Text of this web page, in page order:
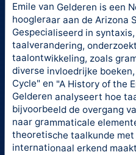
Emile van Gelderen is een
hoogleraar aan de Arizona
Gespecialiseerd in
taalverandering,
taalontwikkeling, zoals
diverse invloedrijke
Cycle" en "A History of the
Gelderen analyseert hoe
bijvoorbeeld de overgang
naar grammaticale
theoretische taalkunde
internationaal erkend